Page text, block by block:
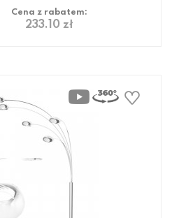
Cena z rabatem:
233.10 zł